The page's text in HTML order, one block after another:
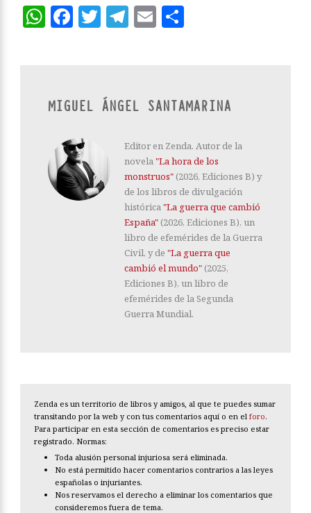
WhatsApp
Facebook
Twitter
Telegram
Email
MIGUEL ÁNGEL SANTAMARINA
Editor en Zenda. Autor de la
novela"La hora de los
monstruos" (2026, Ediciones B) y
de los libros de divulgación
histórica"La guerra que cambió
España" (2026, Ediciones B), un
libro de efemérides de la Guerra
Civil, y de "La guerra que
cambió el mundo" (2025,
Ediciones B), un libro de
efemérides de la Segunda
Guerra Mundial.
Zenda es un territorio de libros y amigos, al que te puedes sumar
transitando por la web y con tus comentarios aquí o en el foro.
Para participar en esta sección de comentarios es preciso estar
registrado. Normas:
Toda alusión personal injuriosa será eliminada.
No está permitido hacer comentarios contrarios a las leyes
españolas o injuriantes.
Nos reservamos el derecho a eliminar los comentarios que
consideremos fuera de tema.